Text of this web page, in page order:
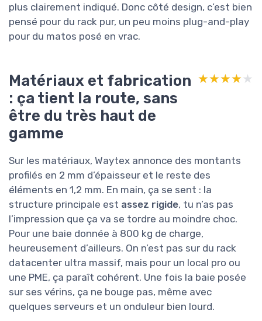
plus clairement indiqué. Donc côté design, c’est bien
pensé pour du rack pur, un peu moins plug-and-play
pour du matos posé en vrac.
Matériaux et fabrication
: ça tient la route, sans
être du très haut de
gamme
★★★★★
★★★★★
Sur les matériaux, Waytex annonce des montants
profilés en 2 mm d’épaisseur et le reste des
éléments en 1,2 mm. En main, ça se sent : la
structure principale est assez rigide, tu n’as pas
l’impression que ça va se tordre au moindre choc.
Pour une baie donnée à 800 kg de charge,
heureusement d’ailleurs. On n’est pas sur du rack
datacenter ultra massif, mais pour un local pro ou
une PME, ça paraît cohérent. Une fois la baie posée
sur ses vérins, ça ne bouge pas, même avec
quelques serveurs et un onduleur bien lourd.